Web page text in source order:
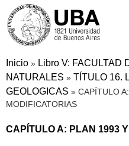
Inicio » Libro V: FACULTAD
NATURALES » TÍTULO 16.
GEOLOGICAS » CAPÍTULO
MODIFICATORIAS
CAPÍTULO A: PLAN 1993